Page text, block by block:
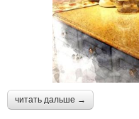
читать дальше →